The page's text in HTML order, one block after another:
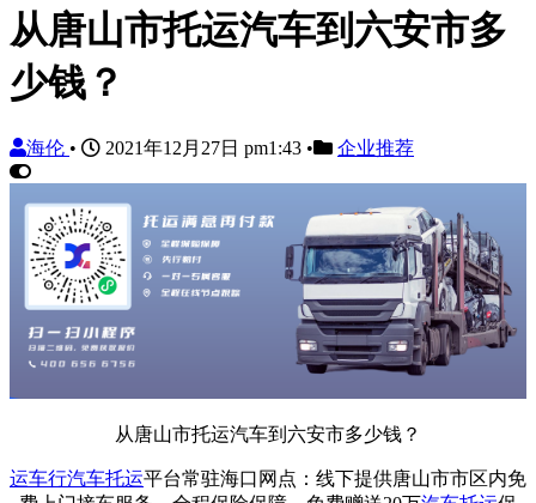
从唐山市托运汽车到六安市多
少钱？
海伦 • 2021年12月27日 pm1:43 • 企业推荐
从唐山市托运汽车到六安市多少钱？
运车行汽车托运平台常驻海口网点：线下提供唐山市市区内免